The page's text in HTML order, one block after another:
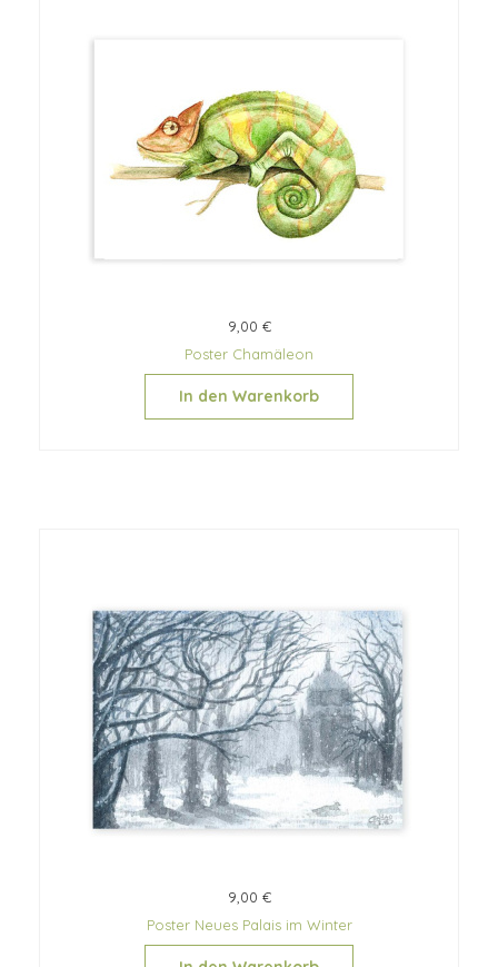
9,00 €
Poster Chamäleon
In den Warenkorb
9,00 €
Poster Neues Palais im Winter